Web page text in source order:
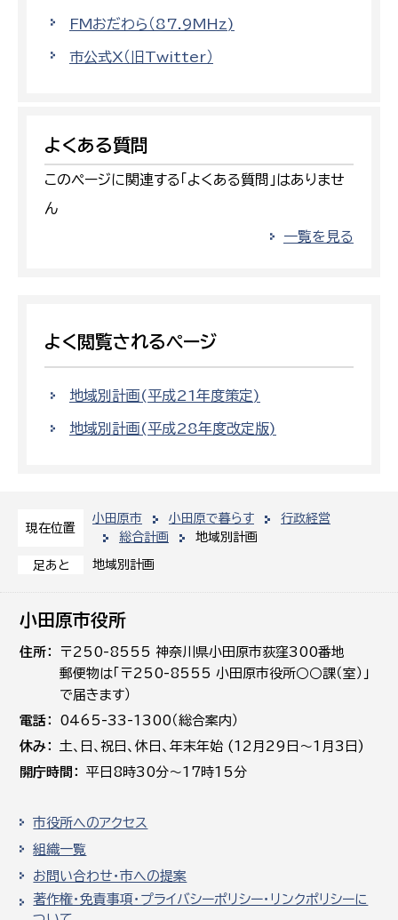
現在位置
小田原市 小田原で暮らす
行政経営
総合計画
地域別計画
足あと 地域別計画
FMおだわら（87.9MHz)
市公式X（旧Twitter）
よくある質問
このページに関連する「よくある質問」はありませ
ん
一覧を見る
よく閲覧されるページ
地域別計画(平成21年度策定)
地域別計画(平成28年度改定版)
小田原市役所
住所
〒250-8555 神奈川県小田原市荻窪300番地
郵便物は「〒250-8555 小田原市役所○○課（室）」
で届きます）
電話
0465-33-1300（総合案内）
休み
土､日､祝日、休日、年末年始 (12月29日～1月3日)
開庁時間
平日8時30分～17時15分
市役所へのアクセス
組織一覧
お問い合わせ・市への提案
著作権・免責事項・プライバシーポリシー・リンクポリシーに